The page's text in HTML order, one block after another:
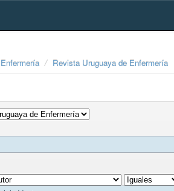
Revista Uruguaya de Enfermería